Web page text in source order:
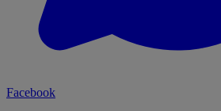
Facebook